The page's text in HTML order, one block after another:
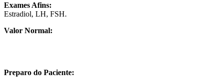
Exames Afins:
Estradiol, LH, FSH.
Valor Normal:
Preparo do Paciente: